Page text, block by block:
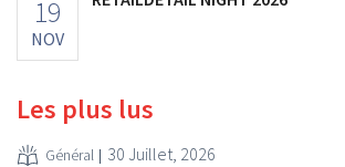
19
NOV
Les plus lus
Général 30 Juillet, 2026